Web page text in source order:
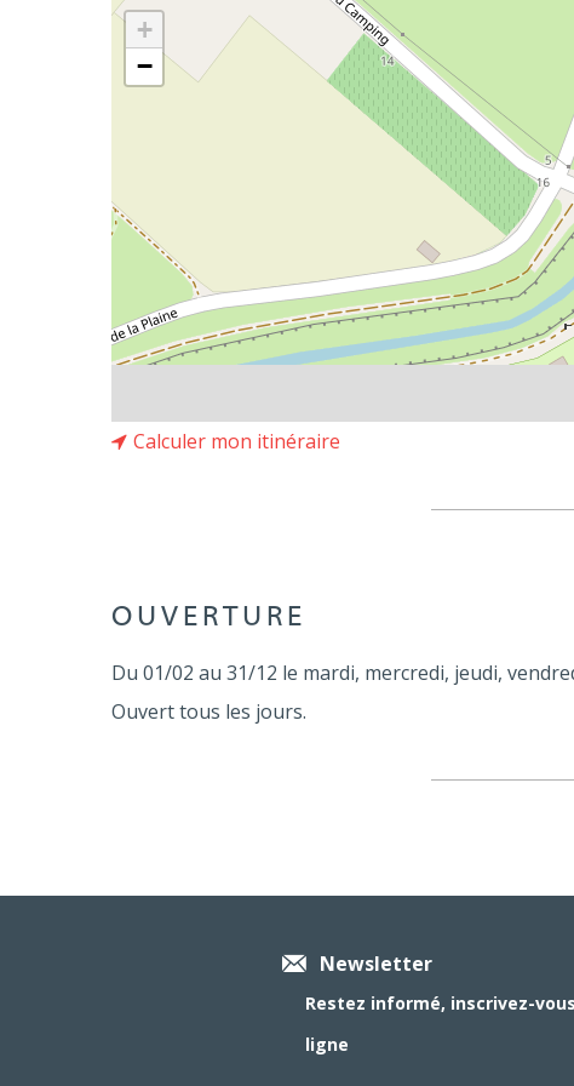
+
−
Calculer mon itinéraire
OUVERTURE
Du 01/02 au 31/12 le mardi, mercredi, jeudi,
Ouvert tous les jours.
Newsletter
Restez informé, inscrivez-
ligne